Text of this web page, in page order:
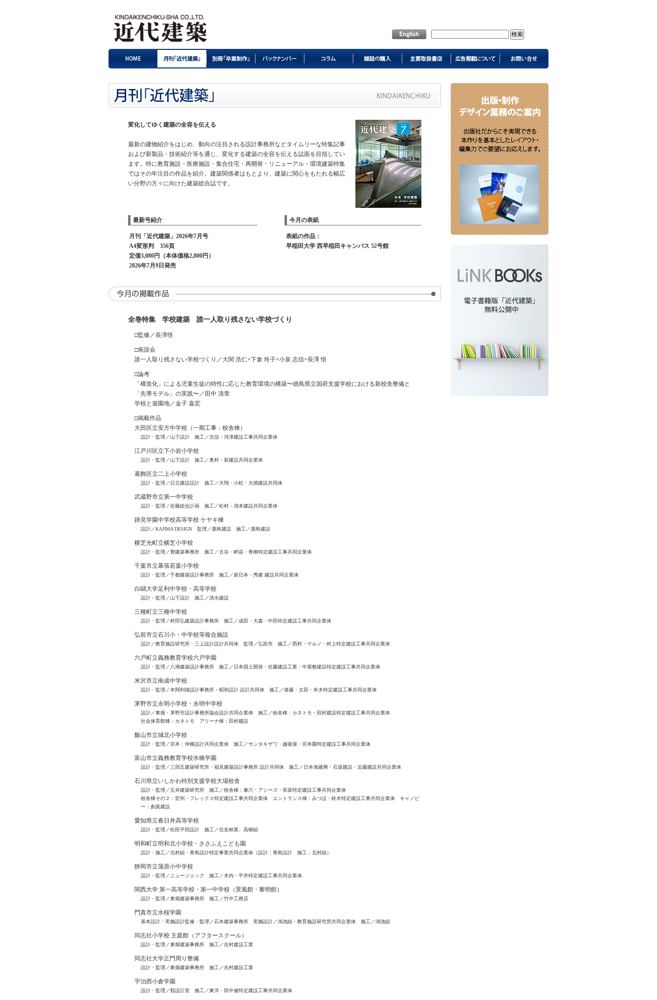
変化してゆく建築の全容を伝える
最新の建物紹介をはじめ、動向の注目される設計事務所などタイムリーな特集記事
および新製品・技術紹介等を通じ、変化する建築の全容を伝える誌面を目指してい
ます。特に教育施設・医療施設・集合住宅・再開発・リニューアル・環境建築特集
ではその年注目の作品を紹介。建築関係者はもとより、建築に関心をもたれる幅広
い分野の方々に向けた建築総合誌です。
最新号紹介 今月の表紙
月刊「近代建築」2026年7月号
A4変形判 356頁
定価3,080円（本体価格2,800円）
2026年7月9日発売
表紙の作品：
早稲田大学 西早稲田キャンパス 52号館
全巻特集 学校建築 誰一人取り残さない学校づくり
□監修／長澤悟
□座談会
誰一人取り残さない学校づくり／大関 浩仁×下倉 玲子×小泉 志信×長澤 悟
□論考
「構造化」による児童生徒の特性に応じた教育環境の構築〜徳島県立国府支援学校における新校舎整備と
「先導モデル」の実践〜／田中 清章
学校と遊園地／金子 嘉宏
□掲載作品
大田区立安方中学校（一期工事：校舎棟）
設計・監理／山下設計 施工／北信・河津建設工事共同企業体
江戸川区立下小岩小学校
設計・監理／山下設計 施工／奥村・新建設共同企業体
葛飾区立二上小学校
設計・監理／日立建設設計 施工／大翔・小松・大徳建設共同体
武蔵野市立第一中学校
設計・監理／佐藤総合計画 施工／松村・清本建設共同企業体
跡見学園中学校高等学校 ケヤキ棟
設計／KAJIMA DESIGN 監理／鹿島建設 施工／鹿島建設
横芝光町立横芝小学校
設計・監理／豊建築事務所 施工／古谷・畔蒜・青柳特定建設工事共同企業体
千葉市立幕張若葉小学校
設計・監理／千都建築設計事務所 施工／新日本・秀建 建設共同企業体
白鷗大学足利中学校・高等学校
設計・監理／山下設計 施工／清水建設
三種町立三種中学校
設計・監理／村田弘建築設計事務所 施工／成田・大森・中田特定建設工事共同企業体
弘前市立石川小・中学校等複合施設
設計／教育施設研究所・三上設計設計共同体 監理／弘前市 施工／西村・マルノ・村上特定建設工事共同企業体
六戸町立義務教育学校六戸学園
設計・監理／八洲建築設計事務所 施工／日本国土開発・佐藤建設工業・中屋敷建設特定建設工事共同企業体
米沢市立南成中学校
設計・監理／本間利雄設計事務所・昭和設計 設計共同体 施工／後藤・太田・米木特定建設工事共同企業体
茅野市立永明小学校・永明中学校
設計／東畑・茅野市設計事務所協会設計共同企業体 施工／校舎棟：カネトモ・田村建設特定建設工事共同企業体
社会体育館棟：カネトモ アリーナ棟：田村建設
飯山市立城北小学校
設計・監理／宮本・仲條設計共同企業体 施工／サンタキザワ・越後屋・宮本園特定建設工事共同企業体
富山市立義務教育学校水橋学園
設計・監理／三四五建築研究所・福見建築設計事務所 設計共同体 施工／日本海建興・石坂建設・近藤建設共同企業体
石川県立いしかわ特別支援学校大場校舎
設計・監理／五井建築研究所 施工／校舎棟：兼六・アシーズ・長坂特定建設工事共同企業体
校舎棟その２：宏州・フレックス特定建設工事共同企業体 エントランス棟：みづほ・鈴木特定建設工事共同企業体 キャノピ
ー：創真建設
愛知県立春日井高等学校
設計・監理／松田平田設計 施工／住友林業、高柳組
明和町立明和北小学校・ささふえこども園
設計・施工／北村組・青島設計特定事業共同企業体（設計：青島設計 施工：北村組）
静岡市立蒲原小中学校
設計・監理／ニュージェック 施工／木内・平井特定建設工事共同企業体
関西大学 第一高等学校・第一中学校（景風館・黎明館）
設計・監理／東畑建築事務所 施工／竹中工務店
門真市立水桜学園
基本設計・実施設計監修・監理／石本建築事務所 実施設計／鴻池組・教育施設研究所共同企業体 施工／鴻池組
同志社小学校 主庭館（アフタースクール）
設計・監理／東畑建築事務所 施工／吉村建設工業
同志社大学正門周り整備
設計・監理／東畑建築事務所 施工／吉村建設工業
宇治西小倉学園
設計・監理／類設計室 施工／東洋・田中健特定建設工事共同企業体